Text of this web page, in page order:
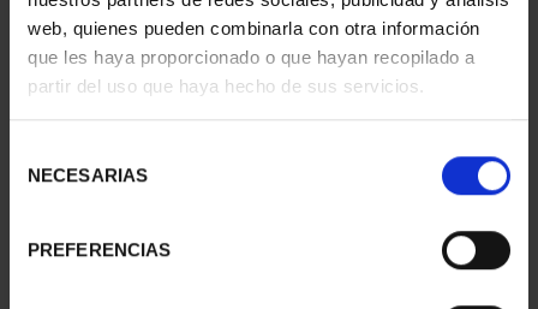
web, quienes pueden combinarla con otra información
que les haya proporcionado o que hayan recopilado a
partir del uso que haya hecho de sus servicios.
NECESARIAS
PREFERENCIAS
250 ANIV. EEUU -
FARRAGUT 8 REALES
140,00 €
250 ANIV. EEUU -
ÁGUILA CALVA 8 REALES
140,00 €